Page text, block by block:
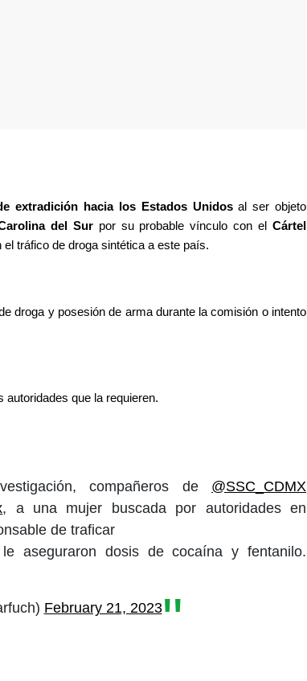
extradición hacia los Estados Unidos al ser objeto
del Sur por su probable vínculo con el Cártel
tráfico de droga sintética a este país.
droga y posesión de arma durante la comisión o intento
autoridades que la requieren.
compañeros de @SSC_CDMX
, a una mujer buscada por autoridades en
de traficar
aseguraron dosis de cocaína y fentanilo.
February 21, 2023